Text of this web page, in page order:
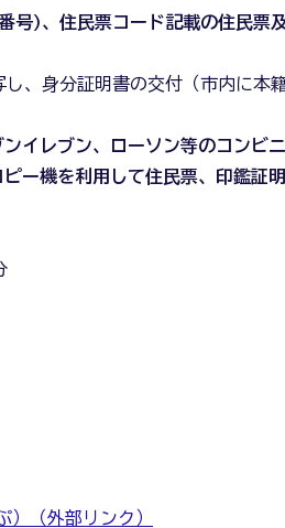
号)、住民票コード記載の住民票
、身分証明書の交付（市内に本
イレブン、ローソン等のコンビ
ー機を利用して住民票、印鑑証
（外部リンク）